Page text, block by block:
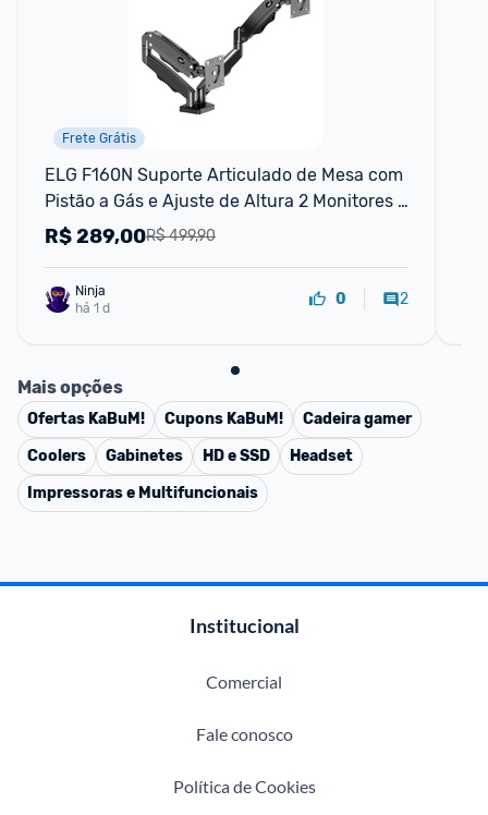
Frete Grátis
ELG F160N Suporte Articulado de Mesa com
Pistão a Gás e Ajuste de Altura 2 Monitores
de 17 a 35 Com Organiza
R$ 499,90
R$289,00
há 1 d
0 2
Mais opções
Ofertas KaBuM! Cupons KaBuM!
Cadeira gamer
Coolers
Gabinetes HD e SSD
Headset
Impressoras e Multifuncionais
Institucional
Comercial
Fale conosco
Política de Cookies